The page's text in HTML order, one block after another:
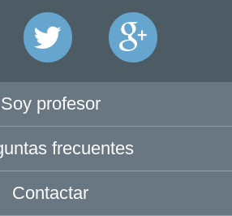
Soy profesor
frecuentes
Contactar